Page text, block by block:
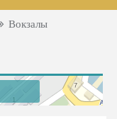
Вокзалы